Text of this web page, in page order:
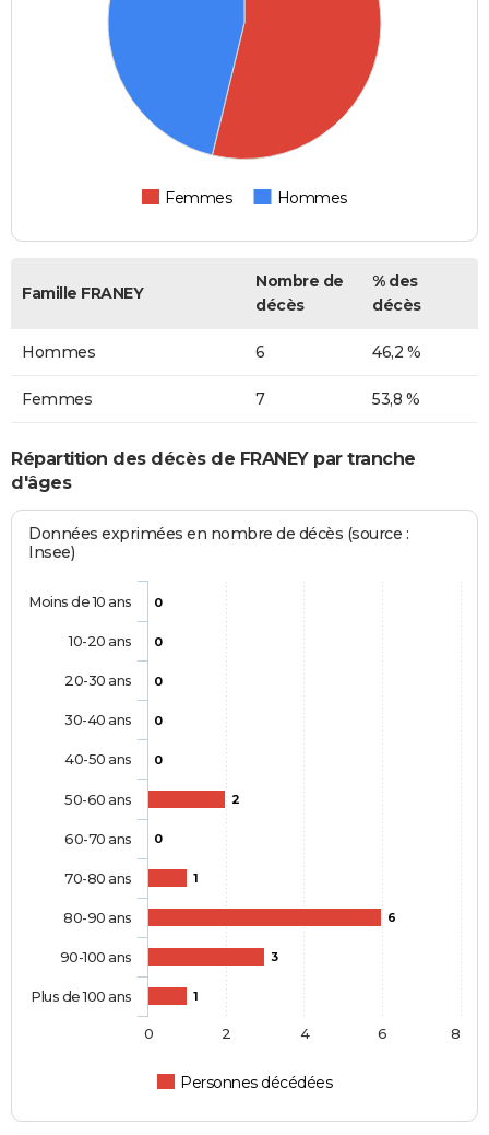
Femmes Hommes
Famille FRANEY
Nombre de
décès
% des
décès
Hommes 6 46,2 %
Femmes 7 53,8 %
Répartition des décès de FRANEY par tranche
d'âges
Données exprimées en nombre de décès (source :
Insee)
0
0
0
0
0
2
0
1
6
3
1
Personnes décédées
Moins de 10 ans
10-20 ans
20-30 ans
30-40 ans
40-50 ans
50-60 ans
60-70 ans
70-80 ans
80-90 ans
90-100 ans
Plus de 100 ans
0 2 4 6 8